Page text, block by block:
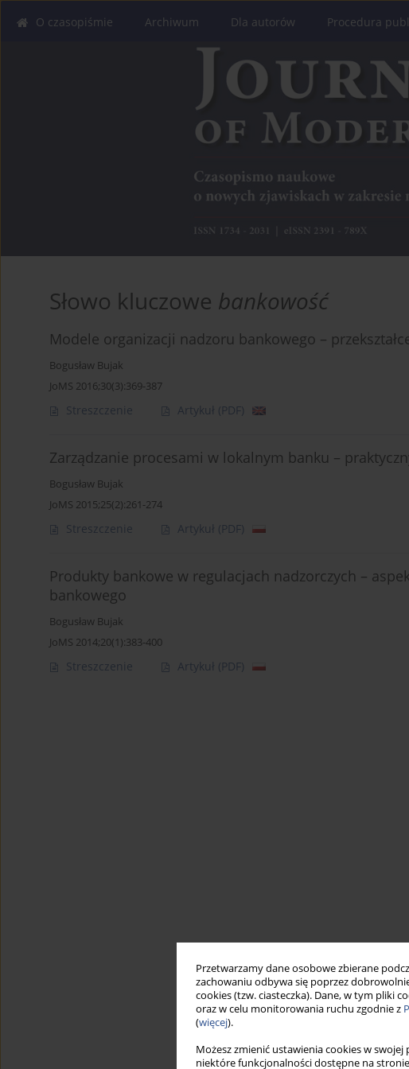
Przetwarzamy dane osobowe zbierane
zachowaniu odbywa się poprzez
cookies (tzw. ciasteczka). Dane, w tym pliki
oraz w celu monitorowania ruchu zgodnie z
(więcej).
Możesz zmienić ustawienia cookies w
niektóre funkcjonalności dostępne na
O czasopiśmie Archiwum Dla autorów Procedura
Słowo kluczowe bankowość
Modele organizacji nadzoru bankowego –
Bogusław Bujak
JoMS 2016;30(3):369-387
Streszczenie Artykuł (PDF)
Zarządzanie procesami w lokalnym banku –
Bogusław Bujak
JoMS 2015;25(2):261-274
Streszczenie Artykuł (PDF)
Produkty bankowe w regulacjach nadzorczych –
bankowego
Bogusław Bujak
JoMS 2014;20(1):383-400
Streszczenie Artykuł (PDF)